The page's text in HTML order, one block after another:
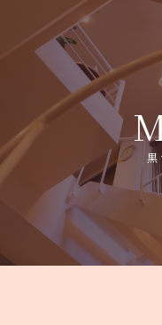
- Home
- 施術メニュー
- 施術料金
- メディカルコス
- クリニック紹介
- アクセス